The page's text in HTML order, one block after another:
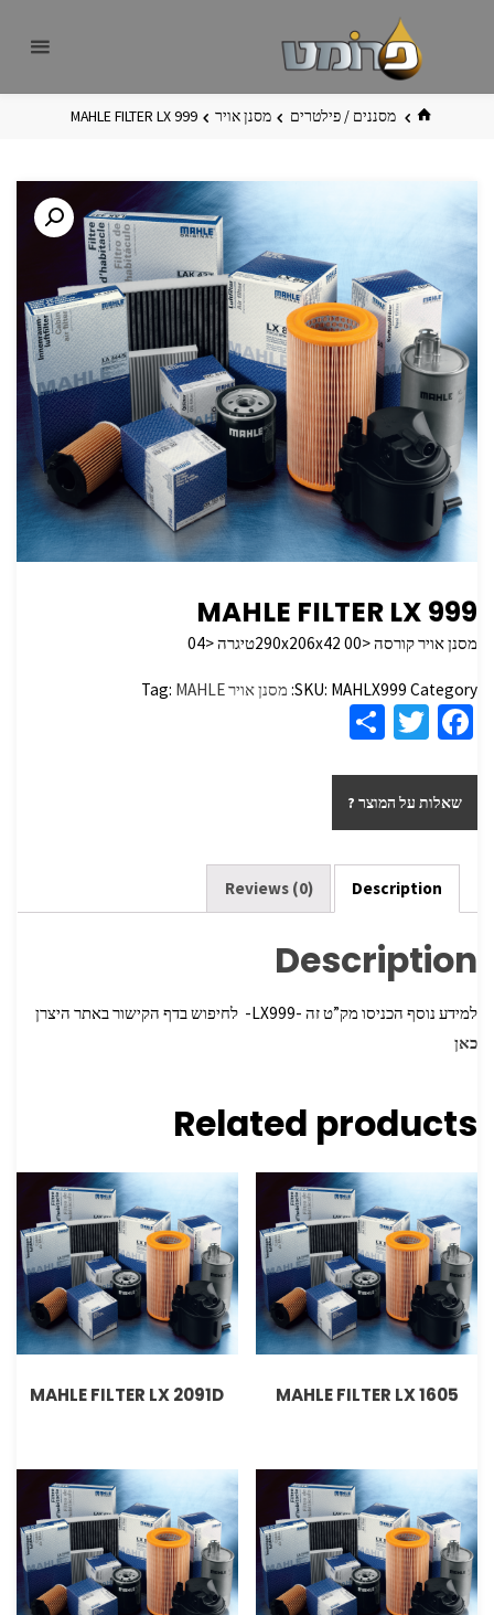
בית מסננים / פילטרים מסנן אויר MAHLE FILTER LX 999
MAHLE FILTER LX 999
מסנן אויר קורסה <290x206x42 00טיגרה <04
SKU: MAHLX999 Category: מסנן אויר Tag: MAHLE
Fa
b
o
o
k
T
tt
er
ar
e
שאלות על המוצר ?
Description
Reviews (0)
Description
למידע נוסף הכניסו מק”ט זה -LX999- לחיפוש בדף הקישור באתר היצרן
כאן
Related products
MAHLE FILTER LX 1605
MAHLE FILTER LX 2091D